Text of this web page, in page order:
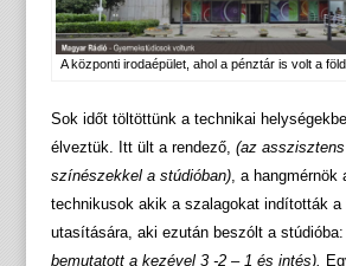
A központi irodaépület, ahol a pénztár is volt a
Sok időt töltöttünk a technikai
élveztük. Itt ült a rendező, (az
színészekkel a stúdióban), a hangmérnök
technikusok akik a szalagokat indították a
utasítására, aki ezután beszólt a stúdióba:
bemutatott a kezével 3 -2 – 1 és intés).